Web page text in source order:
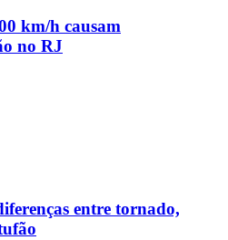
km/h causam
no RJ
entre tornado,